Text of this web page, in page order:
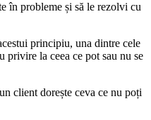
în probleme și să le rezolvi cu
principiu, una dintre cele
privire la ceea ce pot sau nu se
client dorește ceva ce nu poți